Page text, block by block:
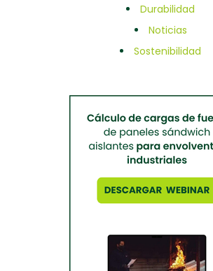
Durabilidad
Noticias
Sostenibilidad